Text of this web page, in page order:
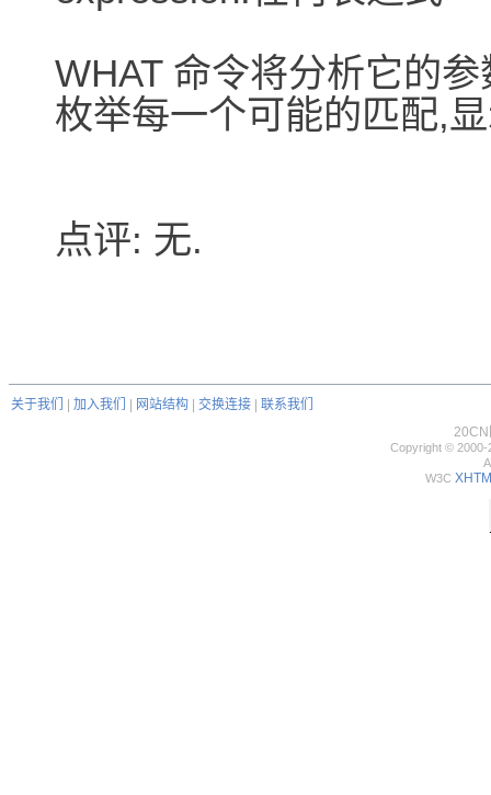
WHAT 命令将分析它的
枚举每一个可能的匹配,
点评: 无.
关于我们 加入我们 网站结构 交换连接
联系我们
20CN
Copyright © 2000-
W3C